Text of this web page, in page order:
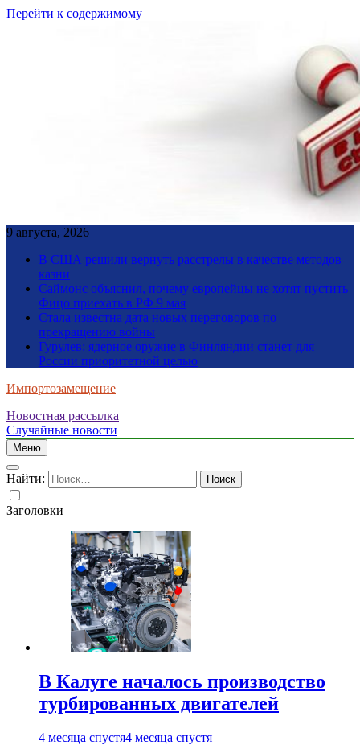
Перейти к содержимому
9 августа, 2026
В США решили вернуть расстрелы в качестве методов
казни
Саймонс объяснил, почему европейцы не хотят пустить
Фицо приехать в РФ 9 мая
Стала известна дата новых переговоров по
прекращению войны
Гурулев: ядерное оружие в Финляндии станет для
России приоритетной целью
Импортозамещение
Новостная рассылка
Случайные новости
Меню
Найти:
Заголовки
В Калуге началось производство
турбированных двигателей
4 месяца спустя4 месяца спустя